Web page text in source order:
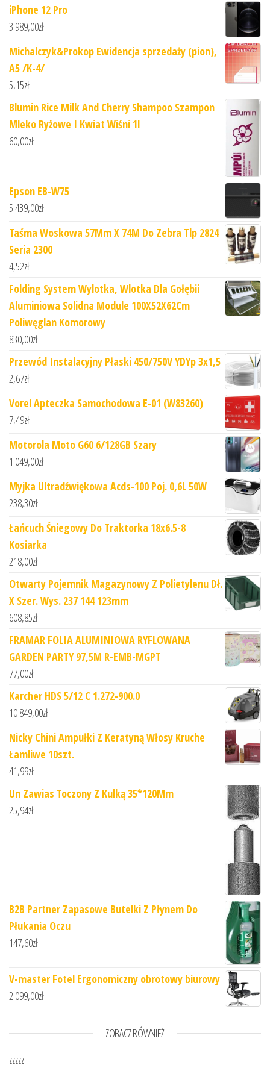
iPhone 12 Pro
3 989,00zł
Michalczyk&Prokop Ewidencja sprzedaży (pion),
A5 /K-4/
5,15zł
Blumin Rice Milk And Cherry Shampoo Szampon
Mleko Ryżowe I Kwiat Wiśni 1l
60,00zł
Epson EB-W75
5 439,00zł
Taśma Woskowa 57Mm X 74M Do Zebra Tlp 2824
Seria 2300
4,52zł
Folding System Wylotka, Wlotka Dla Gołębii
Aluminiowa Solidna Module 100X52X62Cm
Poliwęglan Komorowy
830,00zł
Przewód Instalacyjny Płaski 450/750V YDYp 3x1,5
2,67zł
Vorel Apteczka Samochodowa E-01 (W83260)
7,49zł
Motorola Moto G60 6/128GB Szary
1 049,00zł
Myjka Ultradźwiękowa Acds-100 Poj. 0,6L 50W
238,30zł
Łańcuch Śniegowy Do Traktorka 18x6.5-8
Kosiarka
218,00zł
Otwarty Pojemnik Magazynowy Z Polietylenu Dł.
X Szer. Wys. 237 144 123mm
608,85zł
FRAMAR FOLIA ALUMINIOWA RYFLOWANA
GARDEN PARTY 97,5M R-EMB-MGPT
77,00zł
Karcher HDS 5/12 C 1.272-900.0
10 849,00zł
Nicky Chini Ampułki Z Keratyną Włosy Kruche
Łamliwe 10szt.
41,99zł
Un Zawias Toczony Z Kulką 35*120Mm
25,94zł
B2B Partner Zapasowe Butelki Z Płynem Do
Płukania Oczu
147,60zł
V-master Fotel Ergonomiczny obrotowy biurowy
2 099,00zł
ZOBACZ RÓWNIEŻ
zzzzz